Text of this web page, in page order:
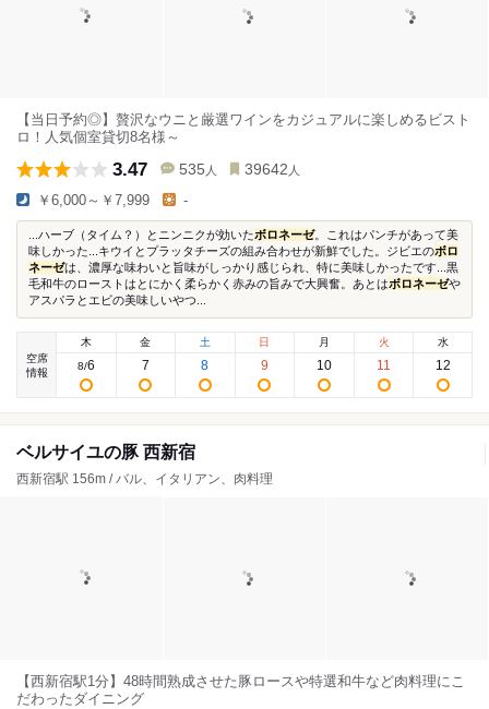
【当日予約◎】贅沢なウニと厳選ワインをカジュアルに楽しめるビスト
ロ！人気個室貸切8名様～
3.47 535 人 39642 人
￥6,000～￥7,999 -
...ハーブ（タイム？）とニンニクが効いたボロネーゼ。これはパンチがあって美
味しかった...キウイとプラッタチーズの組み合わせが新鮮でした。ジビエのボロ
ネーゼは、濃厚な味わいと旨味がしっかり感じられ、特に美味しかったです...黒
毛和牛のローストはとにかく柔らかく赤みの旨みで大興奮。あとはボロネーゼや
アスパラとエビの美味しいやつ...
空席
情報
木
8/6
金
7
土
8
日
9
月
10
火
11
水
12
ベルサイユの豚 西新宿
西新宿駅 156m / バル、イタリアン、肉料理
【西新宿駅1分】48時間熟成させた豚ロースや特選和牛など肉料理にこ
だわったダイニング